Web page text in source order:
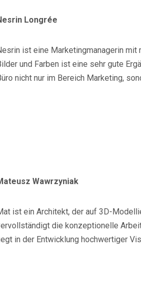
Longrée
ist eine Marketingmanagerin mit
und Farben ist eine sehr gute
nicht nur im Bereich Marketing,
Wawrzyniak
ist ein Architekt, der auf 3D-
die konzeptionelle
in der Entwicklung hochwertiger